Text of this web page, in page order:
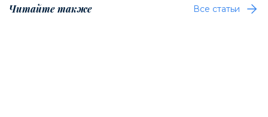
Читайте также Все статьи